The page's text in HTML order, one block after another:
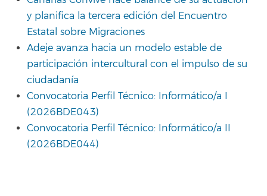
y planifica la tercera edición del Encuentro
Estatal sobre Migraciones
Adeje avanza hacia un modelo estable de
participación intercultural con el impulso de su
ciudadanía
Convocatoria Perfil Técnico: Informático/a I
(2026BDE043)
Convocatoria Perfil Técnico: Informático/a II
(2026BDE044)